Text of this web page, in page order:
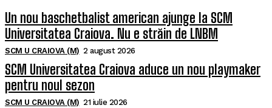
Un nou baschetbalist american ajunge la SCM
Universitatea Craiova. Nu e străin de LNBM
SCM U CRAIOVA (M) 2 august 2026
SCM Universitatea Craiova aduce un nou playmaker
pentru noul sezon
SCM U CRAIOVA (M) 21 iulie 2026